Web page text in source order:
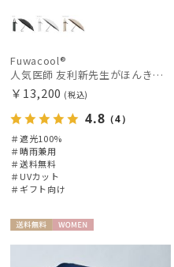
Fuwacool®
人気医師 友利新先生がほんきで作った”絶対に忘れない誰でも日傘” 50【晴雨兼用折りたたみ日傘】フワクール® (Fuwacool®) 雨の日OK 軽量 遮光100% UV100%
￥13,200 (税込)
4.8 （4）
＃遮光100%
＃晴雨兼用
＃送料無料
＃UVカット
＃ギフト向け